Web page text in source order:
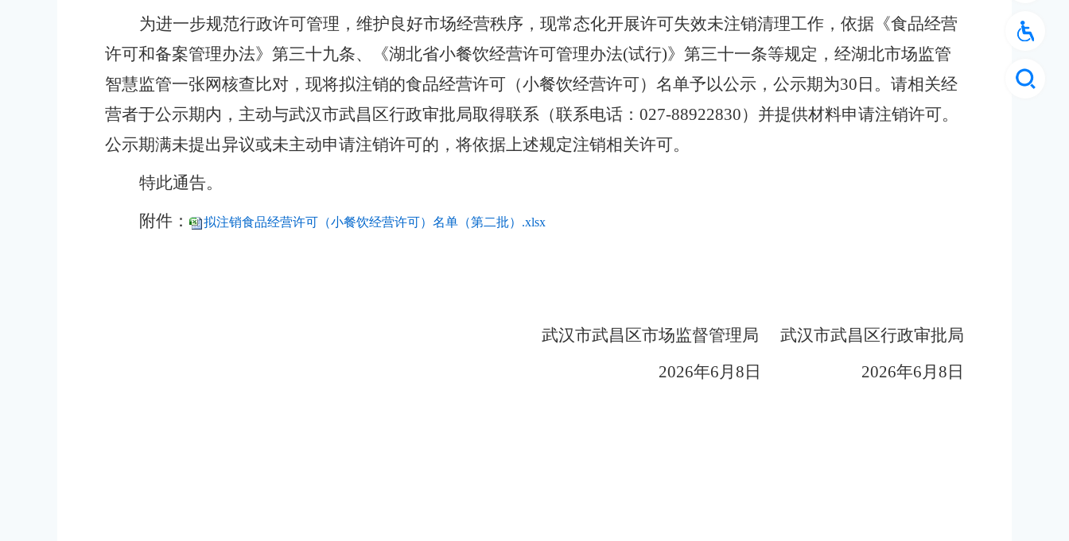
为进一步规范行政许可管理，维护良好市场经营秩序， 现常态化开展许可失效未注销清理工作， 依据 《食品经营
许可和备案管理办法》第三十九条、 《湖北省小餐饮经营许可管理办法(试行)》 第三十一条等规定， 经湖北市场监管
智慧监管一张网核查比对， 现将拟注销的食品经营许可（小餐饮经营许可）名单予以公示，公示期为30日。请相关经
营者于公示期内，主动与武汉市武昌区行政审批局取得联系（联系电话： 027-88922830）并提供材料申请注销许可。
公示期满未提出异议或未主动申请注销许可的，将依据上述规定注销相关许可。
特此通告。
附件：
拟注销食品经营许可（小餐饮经营许可）名单（第二批）.xlsx
武汉市武昌区市场监督管理局
武汉市武昌区行政审批局
2026年6月 8 日 2026年6月 8 日